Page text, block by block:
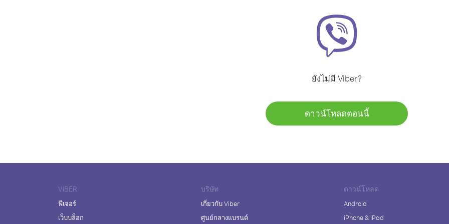
ยังไม่มี Viber?
ดาวน์โหลดตอนนี้
VIBER
ฟีเจอร์
เว็บบล็อก
บริษัท
เกี่ยวกับ Viber
ศูนย์กลางแบรนด์
ดาวน์โหลด
Android
iPhone & iPad